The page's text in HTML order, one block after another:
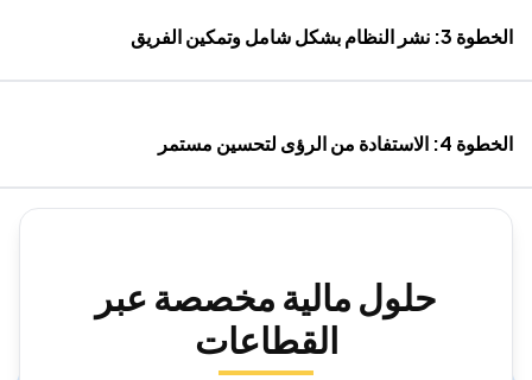
الخطوة 3: نشر النظام بشكل شامل وتمكين الفريق
الخطوة 4: الاستفادة من الرؤى لتحسين مستمر
حلول مالية مخصصة عبر
القطاعات